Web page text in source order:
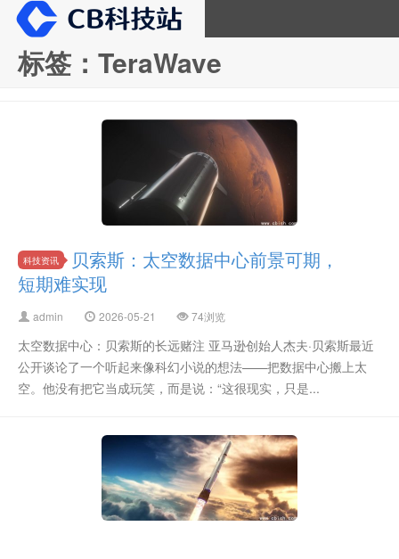
标签：TeraWave
科技资讯
贝索斯：太空数据中心前景可期，
短期难实现
admin 2026-05-21 74浏览
太空数据中心：贝索斯的长远赌注 亚马逊创始人杰夫·贝索斯最近
公开谈论了一个听起来像科幻小说的想法——把数据中心搬上太
空。他没有把它当成玩笑，而是说：“这很现实，只是...